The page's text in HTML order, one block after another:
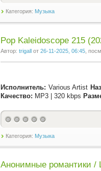
Категория: Музыка
Pop Kaleidoscope 215
Автор: trigall от 26-11-2025, 06:45 ,
Исполнитель: Various Artist
Качество: MP3 | 320 kbps
Категория: Музыка
Анонимные романтики /